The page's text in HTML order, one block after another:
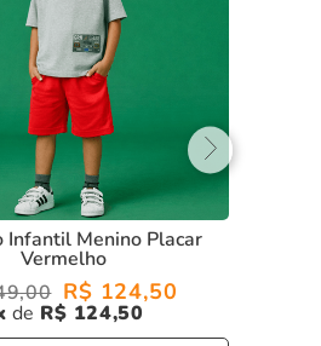
Infantil Menino Placar
Vermelho
,00 R$ 124,50
R$ 124,50